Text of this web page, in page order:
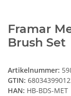
Framar
Brush Set
Artikelnummer:
GTIN:
HAN: HB-BDS-MET